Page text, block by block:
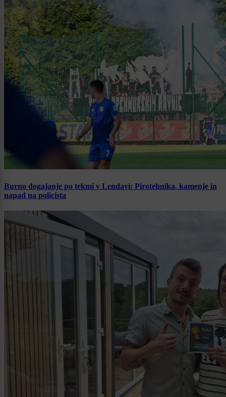
Burno dogajanje po tekmi v Lendavi: Pirotehnika, kamenje in
napad na policista